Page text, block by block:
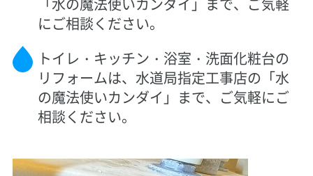
にご相談ください。
トイレ・キッチン・浴室・洗面化粧台の
リフォームは、水道局指定工事店の「水
の魔法使いカンダイ」まで、ご気軽にご
相談ください。